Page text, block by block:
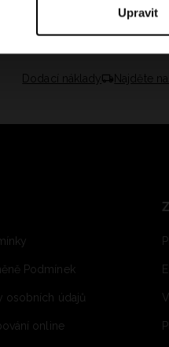
Upravit
Dodací náklady Najděte
Podmínek
osobních údajů
online